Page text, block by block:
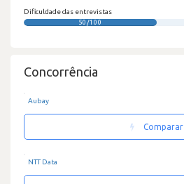
Dificuldade das entrevistas
50/100
Concorrência
Aubay
Comparar
NTT Data